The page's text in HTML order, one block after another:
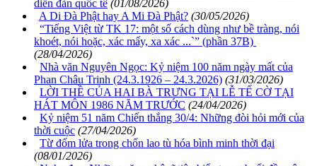
diễn đàn quốc tế (01/08/2026)
A Di Đà Phật hay A Mi Đà Phật? (30/05/2026)
“Tiếng Việt từ TK 17: một số cách dùng như bề tràng, nói
khoét, nói hoặc, xác mấy, xa xác ...`” (phần 37B)
(28/04/2026)
Nhà văn Nguyên Ngọc: Kỷ niệm 100 năm ngày mất của
Phan Châu Trinh (24.3.1926 – 24.3.2026) (31/03/2026)
LỜI THỀ CỦA HAI BÀ TRƯNG TẠI LỄ TẾ CỜ TẠI
HÁT MÔN 1986 NĂM TRƯỚC (24/04/2026)
Kỷ niệm 51 năm Chiến thắng 30/4: Những đòi hỏi mới của
thời cuộc (27/04/2026)
Từ đốm lửa trong chốn lao tù hóa bình minh thời đại
(08/01/2026)